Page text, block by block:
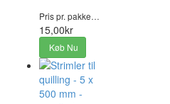
Pris pr. pakke…
15,00kr
Køb Nu